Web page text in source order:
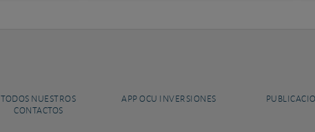
TODOS NUESTROS
CONTACTOS
APP OCU INVERSIONES